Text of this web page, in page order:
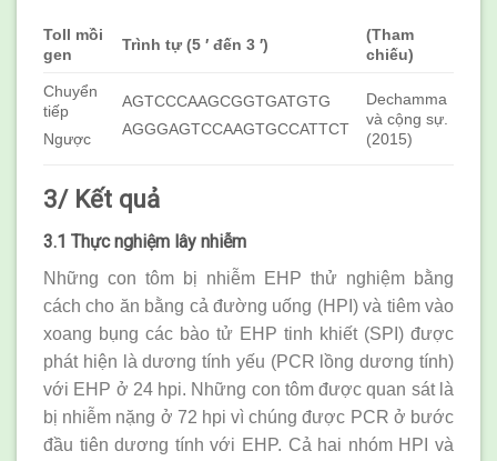
Toll mồi
gen
Trình tự (5 ′ đến 3 ′)
(Tham
chiếu)
Chuyển
tiếp
Ngược
AGTCCCAAGCGGTGATGTG
AGGGAGTCCAAGTGCCATTCT
Dechamma
và cộng sự.
(2015)
3/ Kết quả
3.1 Thực nghiệm lây nhiễm
Những con tôm bị nhiễm EHP thử nghiệm bằng
cách cho ăn bằng cả đường uống (HPI) và tiêm vào
xoang bụng các bào tử EHP tinh khiết (SPI) được
phát hiện là dương tính yếu (PCR lồng dương tính)
với EHP ở 24 hpi. Những con tôm được quan sát là
bị nhiễm nặng ở 72 hpi vì chúng được PCR ở bước
đầu tiên dương tính với EHP. Cả hai nhóm HPI và